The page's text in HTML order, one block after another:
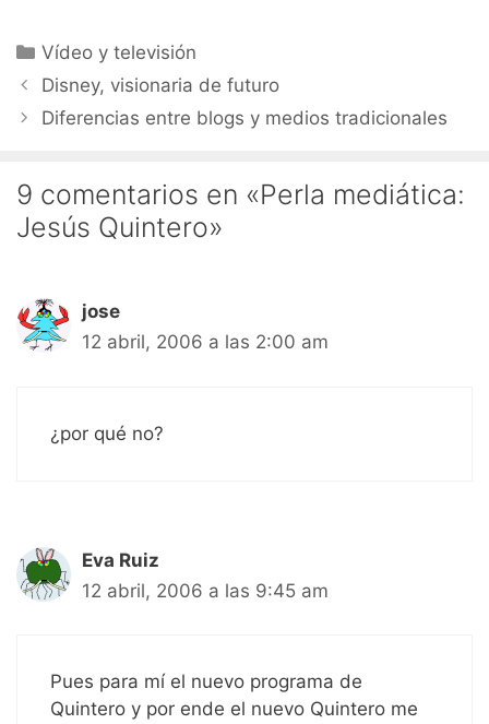
Categorías
Vídeo y televisión
Disney, visionaria de futuro
Diferencias entre blogs y medios tradicionales
9 comentarios en «Perla mediática:
Jesús Quintero»
jose
12 abril, 2006 a las 2:00 am
¿por qué no?
Eva Ruiz
12 abril, 2006 a las 9:45 am
Pues para mí el nuevo programa de
Quintero y por ende el nuevo Quintero me